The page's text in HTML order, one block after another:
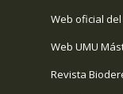
Web oficial del
Web UMU
Revista